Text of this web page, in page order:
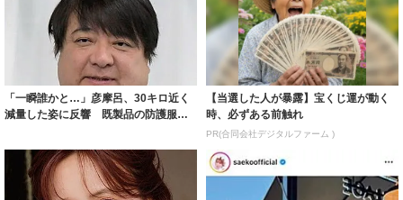
「一瞬誰かと…」彦摩呂、30キロ近く
減量した姿に反響 既製品の防護服が
【当選した人が暴露】宝くじ運が動く
時、必ずある前触れ
PR(合同会社デジタルファーム )